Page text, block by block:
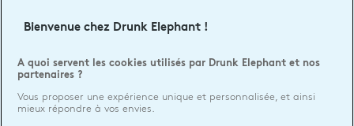
Bienvenue chez Drunk Elephant !
A quoi servent les cookies utilisés par Drunk Elephant et nos
partenaires ?
Vous proposer une expérience unique et personnalisée, et ainsi
mieux répondre à vos envies.